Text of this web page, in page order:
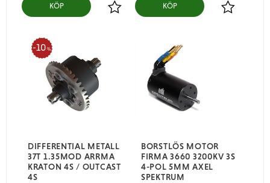
Lägg till i favoriter
KÖP
Lägg till i
KÖP
DIFFERENTIAL METALL
37T 1.35MOD ARRMA
KRATON 4S / OUTCAST
4S
10 %
BORSTLÖS MOTOR
FIRMA 3660 3200KV 3S
4-POL 5MM AXEL
SPEKTRUM